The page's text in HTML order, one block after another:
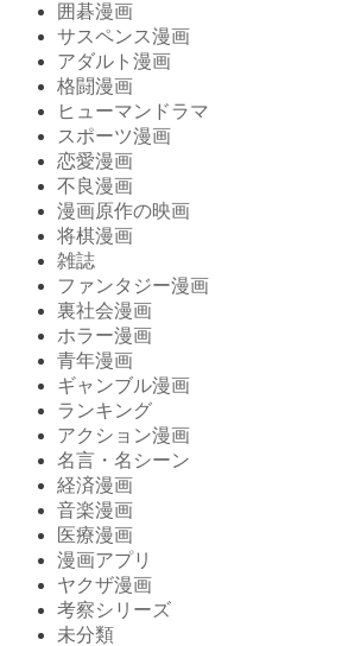
囲碁漫画
サスペンス漫画
アダルト漫画
格闘漫画
ヒューマンドラマ
スポーツ漫画
恋愛漫画
不良漫画
漫画原作の映画
将棋漫画
雑誌
ファンタジー漫画
裏社会漫画
ホラー漫画
青年漫画
ギャンブル漫画
ランキング
アクション漫画
名言・名シーン
経済漫画
音楽漫画
医療漫画
漫画アプリ
ヤクザ漫画
考察シリーズ
未分類